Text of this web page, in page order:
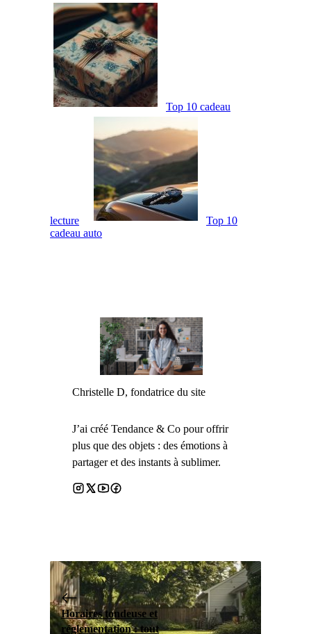
Top 10 cadeau
lecture
Top 10
cadeau auto
Christelle D, fondatrice du site
J’ai créé Tendance & Co pour offrir
plus que des objets : des émotions à
partager et des instants à sublimer.
Horaires tondeuse et
réglementation : tout